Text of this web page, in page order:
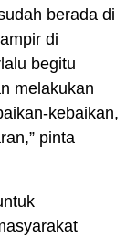
berada di
di
begitu
melakukan
kebaikan,
pinta